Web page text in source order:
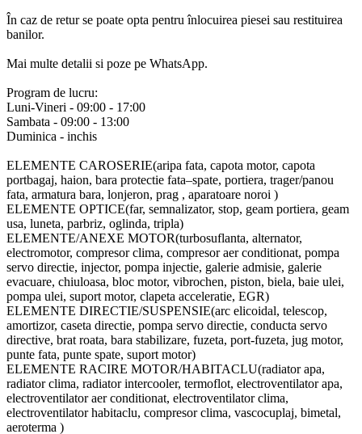
În caz de retur se poate opta pentru înlocuirea piesei sau restituirea
banilor.
Mai multe detalii si poze pe WhatsApp.
Program de lucru:
Luni-Vineri - 09:00 - 17:00
Sambata - 09:00 - 13:00
Duminica - inchis
ELEMENTE CAROSERIE(aripa fata, capota motor, capota
portbagaj, haion, bara protectie fata–spate, portiera, trager/panou
fata, armatura bara, lonjeron, prag , aparatoare noroi )
ELEMENTE OPTICE(far, semnalizator, stop, geam portiera, geam
usa, luneta, parbriz, oglinda, tripla)
ELEMENTE/ANEXE MOTOR(turbosuflanta, alternator,
electromotor, compresor clima, compresor aer conditionat, pompa
servo directie, injector, pompa injectie, galerie admisie, galerie
evacuare, chiuloasa, bloc motor, vibrochen, piston, biela, baie ulei,
pompa ulei, suport motor, clapeta acceleratie, EGR)
ELEMENTE DIRECTIE/SUSPENSIE(arc elicoidal, telescop,
amortizor, caseta directie, pompa servo directie, conducta servo
directive, brat roata, bara stabilizare, fuzeta, port-fuzeta, jug motor,
punte fata, punte spate, suport motor)
ELEMENTE RACIRE MOTOR/HABITACLU(radiator apa,
radiator clima, radiator intercooler, termoflot, electroventilator apa,
electroventilator aer conditionat, electroventilator clima,
electroventilator habitaclu, compresor clima, vascocuplaj, bimetal,
aeroterma )